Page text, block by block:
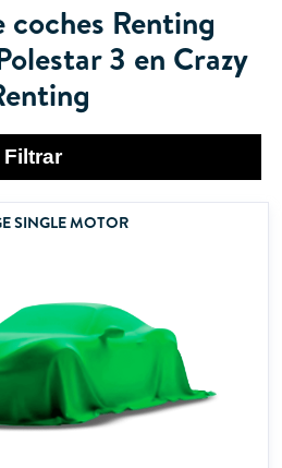
Renting
3 en Crazy
Filtrar
SINGLE MOTOR